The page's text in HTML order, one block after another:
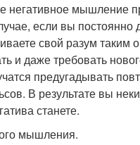
негативное мышление
если вы постоянно
свой разум таким
и даже требовать
предугадывать
В результате вы
станете.
мышления.